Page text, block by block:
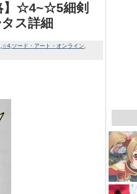
】☆4~☆5細剣
ス詳細
☆4 ソード・アート・オンライン